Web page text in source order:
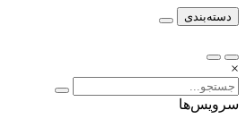
دسته‌بندی
×
سرویس‌ها